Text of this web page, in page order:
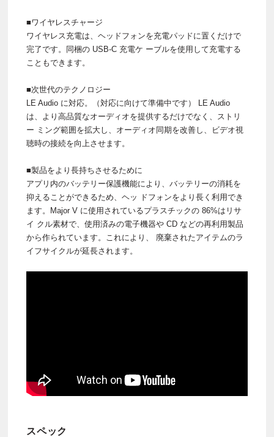
■ワイヤレスチャージ
ワイヤレス充電は、ヘッドフォンを充電パッドに置くだけで
完了です。同梱の USB-C 充電ケ ーブルを使用して充電する
こともできます。
■次世代のテクノロジー
LE Audio に対応。（対応に向けて準備中です） LE Audio
は、より高品質なオーディオを提供するだけでなく、ストリ
ー ミング範囲を拡大し、オーディオ同期を改善し、ビデオ視
聴時の接続を向上させます。
■製品をより長持ちさせるために
アプリ内のバッテリー保護機能により、バッテリーの消耗を
抑えることができるため、ヘッ ドフォンをより長く利用でき
ます。Major V に使用されているプラスチックの 86%はリサ
イ クル素材で、使用済みの電子機器や CD などの再利用製品
から作られています。これにより、 廃棄されたアイテムのラ
イフサイクルが延長されます。
スペック